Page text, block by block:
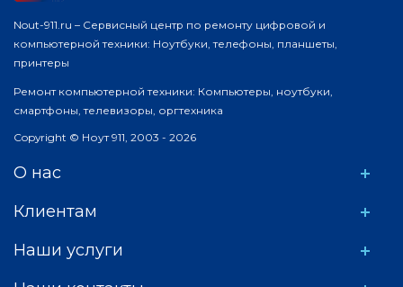
Nout-911.ru – Сервисный центр по ремонту цифровой и
компьютерной техники: Ноутбуки, телефоны, планшеты,
принтеры
Ремонт компьютерной техники: Компьютеры, ноутбуки,
смартфоны, телевизоры, оргтехника
Copyright © Ноут 911, 2003 - 2026
О нас
Клиентам
Наши услуги